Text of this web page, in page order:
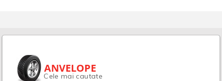
ANVELOPE
Cele mai cautate